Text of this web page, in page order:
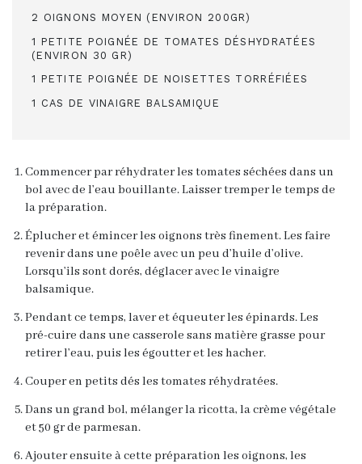
2 OIGNONS MOYEN (ENVIRON 200GR)
1 PETITE POIGNÉE DE TOMATES DÉSHYDRATÉES
(ENVIRON 30 GR)
1 PETITE POIGNÉE DE NOISETTES TORRÉFIÉES
1 CAS DE VINAIGRE BALSAMIQUE
Commencer par réhydrater les tomates séchées dans un
bol avec de l’eau bouillante. Laisser tremper le temps de
la préparation.
Éplucher et émincer les oignons très finement. Les faire
revenir dans une poêle avec un peu d’huile d’olive.
Lorsqu’ils sont dorés, déglacer avec le vinaigre
balsamique.
Pendant ce temps, laver et équeuter les épinards. Les
pré-cuire dans une casserole sans matière grasse pour
retirer l’eau, puis les égoutter et les hacher.
Couper en petits dés les tomates réhydratées.
Dans un grand bol, mélanger la ricotta, la crème végétale
et 50 gr de parmesan.
Ajouter ensuite à cette préparation les oignons, les